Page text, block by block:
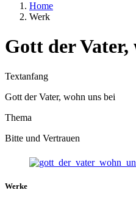
Home
Werk
Gott der Vater,
Textanfang
Gott der Vater, wohn uns bei
Thema
Bitte und Vertrauen
Werke